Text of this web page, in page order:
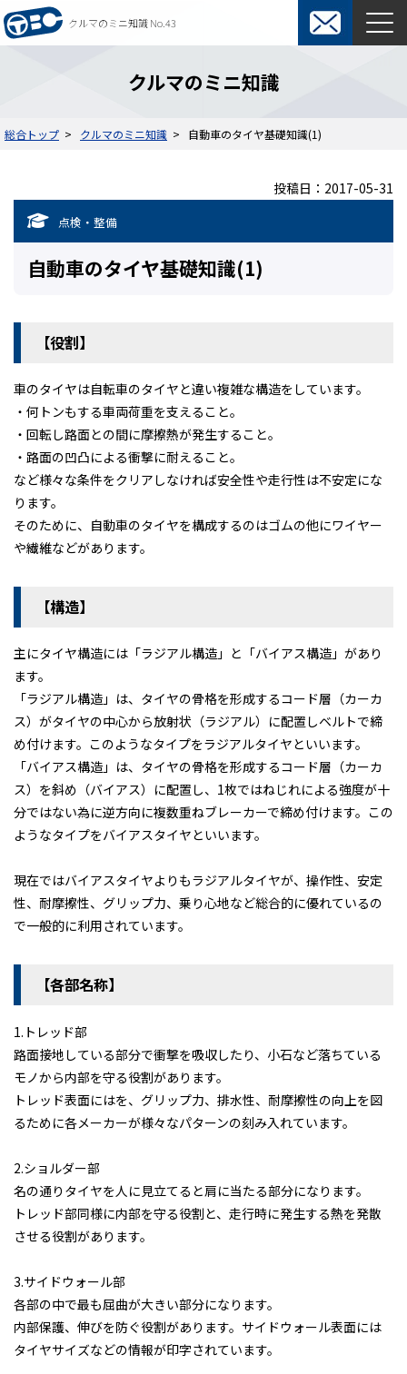
クルマのミニ知識 No.43
東京ビジネスカーズ総合TOP
マンスリーレンタカー
オプション
契約について
ウィークリーレンタカー
レンタカー約款
ご利用の流れ
契約について
よくある質問
軽貨物カーリース
ＴＢカーズの整備済み車両
コラム「クルマのミニ知識」
ETCカードレンタル
お客様レビュー
ブログ
お知らせ
新入庫情報
キャンペーン
会社案内
アクセス
クルマのミニ知識
総合トップ クルマのミニ知識 自動車のタイヤ基礎知識(1)
投稿日：2017-05-31
点検・整備
自動車のタイヤ基礎知識(1)
【役割】
車のタイヤは自転車のタイヤと違い複雑な構造をしています。
・何トンもする車両荷重を支えること。
・回転し路面との間に摩擦熱が発生すること。
・路面の凹凸による衝撃に耐えること。
など様々な条件をクリアしなければ安全性や走行性は不安定にな
ります。
そのために、自動車のタイヤを構成するのはゴムの他にワイヤー
や繊維などがあります。
【構造】
主にタイヤ構造には「ラジアル構造」と「バイアス構造」があり
ます。
「ラジアル構造」は、タイヤの骨格を形成するコード層（カーカ
ス）がタイヤの中心から放射状（ラジアル）に配置しベルトで締
め付けます。このようなタイプをラジアルタイヤといいます。
「バイアス構造」は、タイヤの骨格を形成するコード層（カーカ
ス）を斜め（バイアス）に配置し、1枚ではねじれによる強度が十
分ではない為に逆方向に複数重ねブレーカーで締め付けます。この
ようなタイプをバイアスタイヤといいます。
現在ではバイアスタイヤよりもラジアルタイヤが、操作性、安定
性、耐摩擦性、グリップ力、乗り心地など総合的に優れているの
で一般的に利用されています。
【各部名称】
1.トレッド部
路面接地している部分で衝撃を吸収したり、小石など落ちている
モノから内部を守る役割があります。
トレッド表面にはを、グリップ力、排水性、耐摩擦性の向上を図
るために各メーカーが様々なパターンの刻み入れています。
2.ショルダー部
名の通りタイヤを人に見立てると肩に当たる部分になります。
トレッド部同様に内部を守る役割と、走行時に発生する熱を発散
させる役割があります。
3.サイドウォール部
各部の中で最も屈曲が大きい部分になります。
内部保護、伸びを防ぐ役割があります。サイドウォール表面には
タイヤサイズなどの情報が印字されています。